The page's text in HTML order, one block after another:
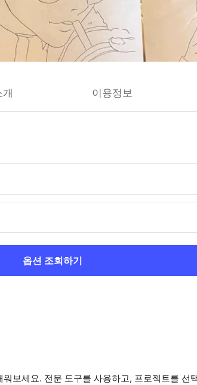
개 이용정보
옵션 조회하기
보세요. 전문 도구를 사용하고, 프로젝트를 선